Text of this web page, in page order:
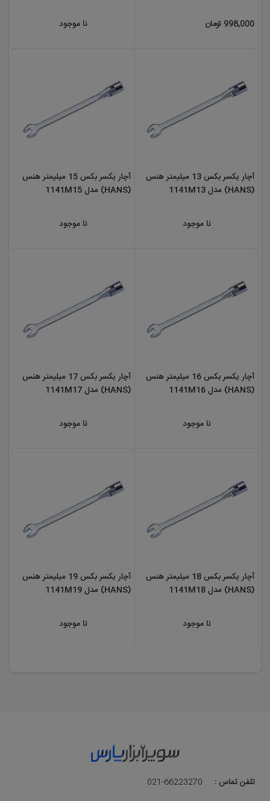
998,000 تومان نا موجود
آچار یکسر بکس 13 میلیمتر هنس
(HANS) مدل 1141M13
نا موجود
آچار یکسر بکس 15 میلیمتر هنس
(HANS) مدل 1141M15
نا موجود
آچار یکسر بکس 16 میلیمتر هنس
(HANS) مدل 1141M16
نا موجود
آچار یکسر بکس 17 میلیمتر هنس
(HANS) مدل 1141M17
نا موجود
آچار یکسر بکس 18 میلیمتر هنس
(HANS) مدل 1141M18
نا موجود
آچار یکسر بکس 19 میلیمتر هنس
(HANS) مدل 1141M19
نا موجود
تلفن تماس : 021-66223270